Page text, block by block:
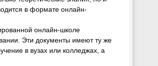
в формате онлайн-
онлайн-школе
Эти документы имеют ту же
в вузах или колледжах, а